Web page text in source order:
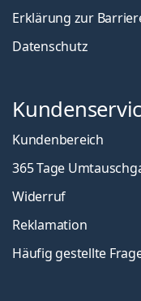
Erklärung zur
Datenschutz
Kundenbereich
365 Tage
Widerruf
Reklamation
Häufig gestellte